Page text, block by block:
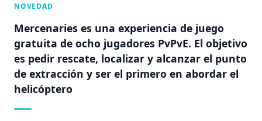
NOVEDAD
Mercenaries es una experiencia de juego
gratuita de ocho jugadores PvPvE. El objetivo
es pedir rescate, localizar y alcanzar el punto
de extracción y ser el primero en abordar el
helicóptero